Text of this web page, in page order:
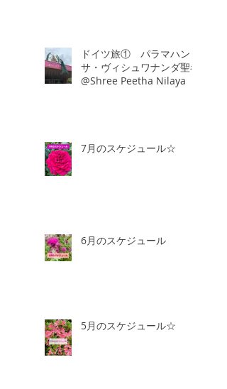
ドイツ旅① パラマハン
サ・ヴィシュワナンダ聖者
@Shree Peetha Nilaya
7月のスケジュール☆
6月のスケジュール
5月のスケジュール☆